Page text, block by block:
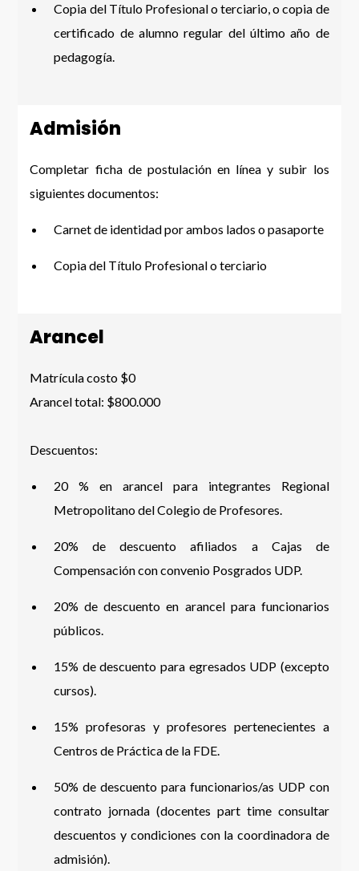
Copia del Título Profesional o terciario, o copia de
certificado de alumno regular del último año de
pedagogía.
Admisión
Completar ficha de postulación en línea y subir los
siguientes documentos:
Carnet de identidad por ambos lados o pasaporte
Copia del Título Profesional o terciario
Arancel
Matrícula costo $0
Arancel total: $800.000
Descuentos:
20 % en arancel para integrantes Regional
Metropolitano del Colegio de Profesores.
20% de descuento afiliados a Cajas de
Compensación con convenio Posgrados UDP.
20% de descuento en arancel para funcionarios
públicos.
15% de descuento para egresados UDP (excepto
cursos).
15% profesoras y profesores pertenecientes a
Centros de Práctica de la FDE.
50% de descuento para funcionarios/as UDP con
contrato jornada (docentes part time consultar
descuentos y condiciones con la coordinadora de
admisión).